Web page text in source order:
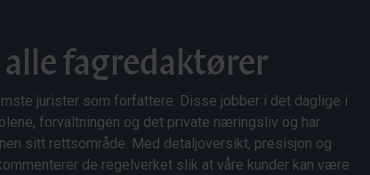
fagredaktører
jurister som forfattere. Disse jobber i det daglige i
forvaltningen og det private næringsliv og har
sitt rettsområde. Med detaljoversikt, presisjon og
de regelverket slik at våre kunder kan være